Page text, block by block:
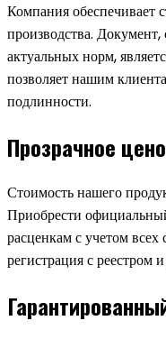
Компания обеспечивает
производства.
актуальных норм,
позволяет нашим
подлинности.
Прозрачное
Стоимость нашего
Приобрести
расценкам с учетом
регистрация с реестром